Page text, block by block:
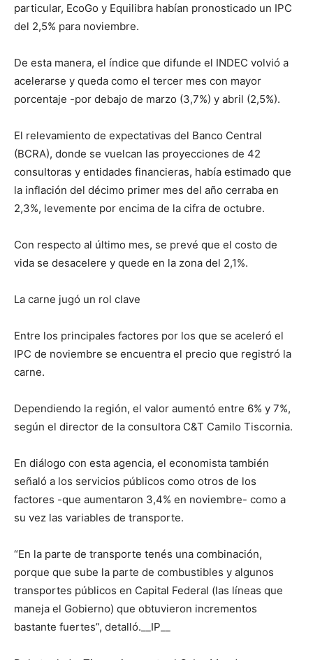
particular, EcoGo y Equilibra habían pronosticado un IPC
del 2,5% para noviembre.
De esta manera, el índice que difunde el INDEC volvió a
acelerarse y queda como el tercer mes con mayor
porcentaje -por debajo de marzo (3,7%) y abril (2,5%).
El relevamiento de expectativas del Banco Central
(BCRA), donde se vuelcan las proyecciones de 42
consultoras y entidades financieras, había estimado que
la inflación del décimo primer mes del año cerraba en
2,3%, levemente por encima de la cifra de octubre.
Con respecto al último mes, se prevé que el costo de
vida se desacelere y quede en la zona del 2,1%.
La carne jugó un rol clave
Entre los principales factores por los que se aceleró el
IPC de noviembre se encuentra el precio que registró la
carne.
Dependiendo la región, el valor aumentó entre 6% y 7%,
según el director de la consultora C&T Camilo Tiscornia.
En diálogo con esta agencia, el economista también
señaló a los servicios públicos como otros de los
factores -que aumentaron 3,4% en noviembre- como a
su vez las variables de transporte.
“En la parte de transporte tenés una combinación,
porque que sube la parte de combustibles y algunos
transportes públicos en Capital Federal (las líneas que
maneja el Gobierno) que obtuvieron incrementos
bastante fuertes”, detalló.__IP__